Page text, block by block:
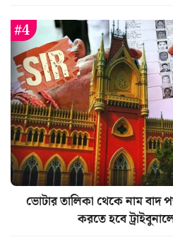
ভোটার তালিকা থেকে নাম বাদ
করতে হবে